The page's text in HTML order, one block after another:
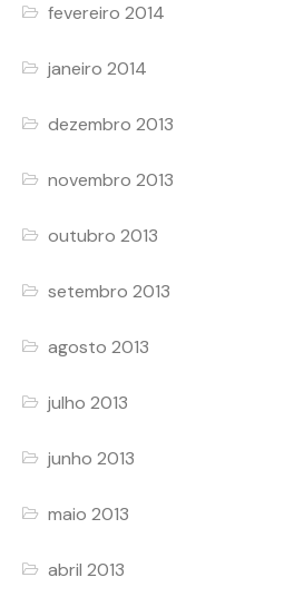
fevereiro 2014
janeiro 2014
dezembro 2013
novembro 2013
outubro 2013
setembro 2013
agosto 2013
julho 2013
junho 2013
maio 2013
abril 2013